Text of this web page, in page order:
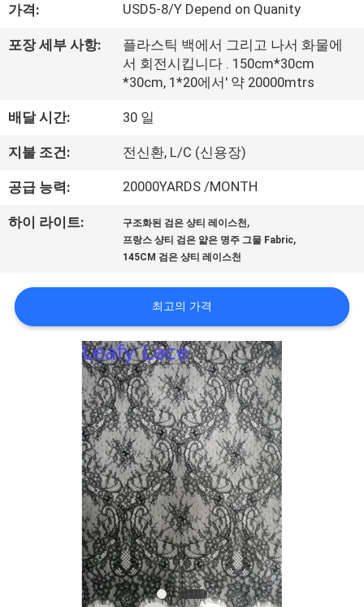
개
장
투
어
품
관
리
가격: USD5-8/Y Depend on Quanity
포장 세부 사항:
플라스틱 백에서 그리고 나서 화물에
서 회전시킵니다 . 150cm*30cm
*30cm, 1*20에서' 약 20000mtrs
배달 시간: 30 일
지불 조건: 전신환, L/C (신용장)
공급 능력: 20000YARDS /MONTH
하이 라이트: 구조화된 검은 샹티 레이스천,
프랑스 샹티 검은 얇은 명주 그물 Fabric,
145CM 검은 샹티 레이스천
최고의 가격